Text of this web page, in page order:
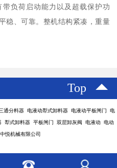
负荷启动能力以及超载保护功
稳、可靠。整机结构紧凑，重量
Top
通分料器 电液动犁式卸料器 电液动平板闸门 电
犁式卸料器 平板闸门 双层卸灰阀 电液动 电动
悦机械有限公司